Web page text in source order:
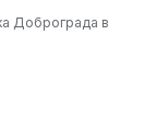
Доброграда в